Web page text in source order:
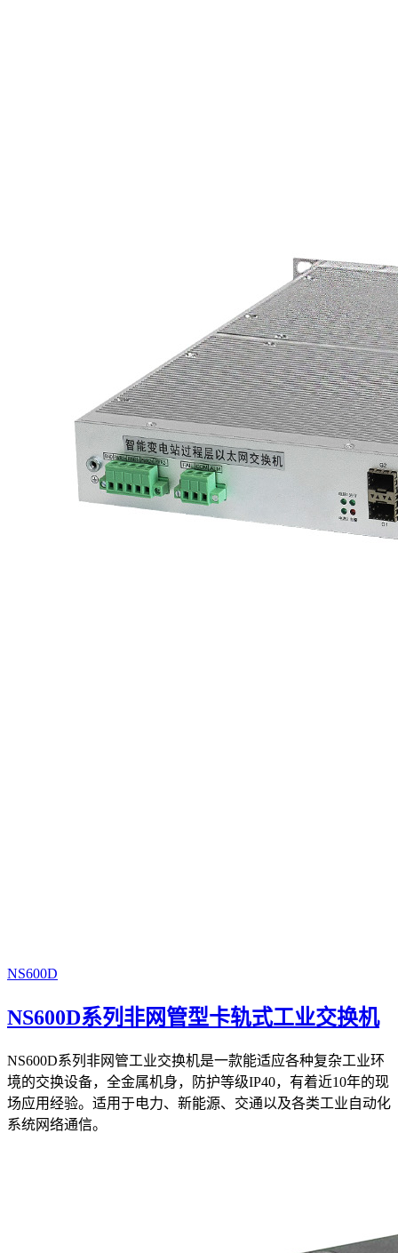
NS600D
NS600D系列非网管型卡轨式工业交换机
NS600D系列非网管工业交换机是一款能适应各种复杂工业环
境的交换设备，全金属机身，防护等级IP40，有着近10年的现
场应用经验。适用于电力、新能源、交通以及各类工业自动化
系统网络通信。